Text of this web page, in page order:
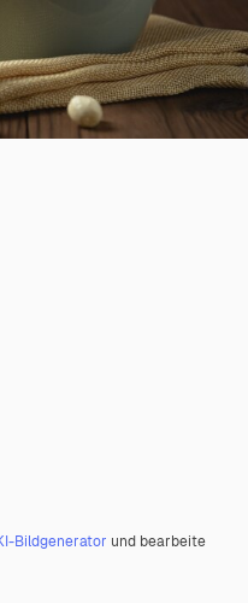
Bildgenerator und bearbeite